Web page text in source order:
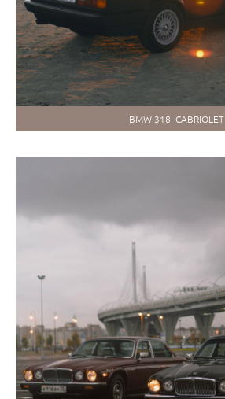
BMW 318I CABRIOLET